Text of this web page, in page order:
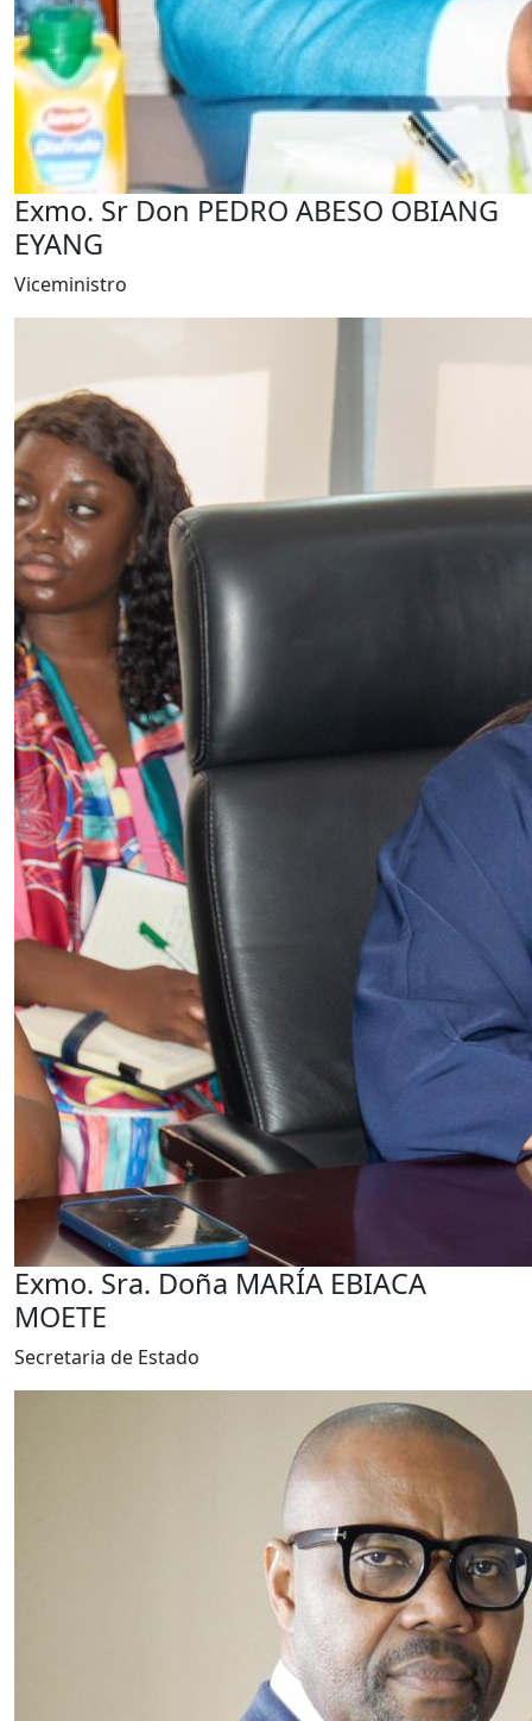
Exmo. Sr Don PEDRO ABESO OBIANG
EYANG
Viceministro
Exmo. Sra. Doña MARÍA EBIACA
MOETE
Secretaria de Estado